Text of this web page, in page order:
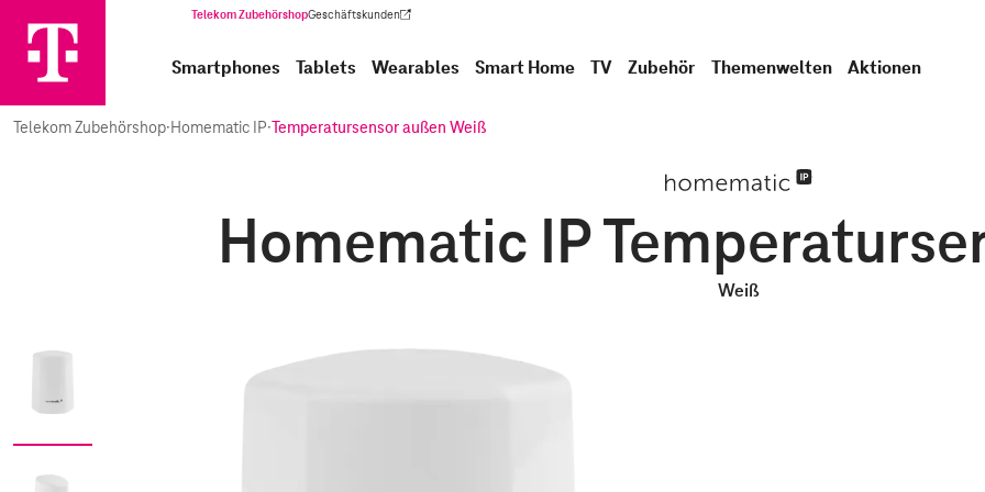
Telekom ZubehörshopGeschäftskunden
(Wird in einem neuen Tab geöffnet)
Smartphones Tablets Wearables Smart Home TV Zubehör Themenwelten Aktionen
Telekom Zubehörshop·Homematic IP·Temperatursensor außen Weiß
Homematic IP
Weiß